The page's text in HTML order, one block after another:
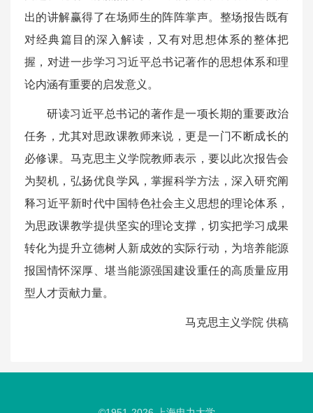
出的讲解赢得了在场师生的阵阵掌声。整场报告既有
对经典篇目的深入解读，又有对思想体系的整体把
握，对进一步学习习近平总书记著作的思想体系和理
论内涵有重要的启发意义。
研读习近平总书记的著作是一项长期的重要政治
任务，尤其对思政课教师来说，更是一门不断成长的
必修课。马克思主义学院教师表示，要以此次报告会
为契机，弘扬优良学风，掌握科学方法，深入研究阐
释习近平新时代中国特色社会主义思想的理论体系，
为思政课教学提供坚实的理论支撑，切实把学习成果
转化为提升立德树人新成效的实际行动，为培养能源
报国情怀深厚、堪当能源强国建设重任的高质量应用
型人才贡献力量。
马克思主义学院 供稿